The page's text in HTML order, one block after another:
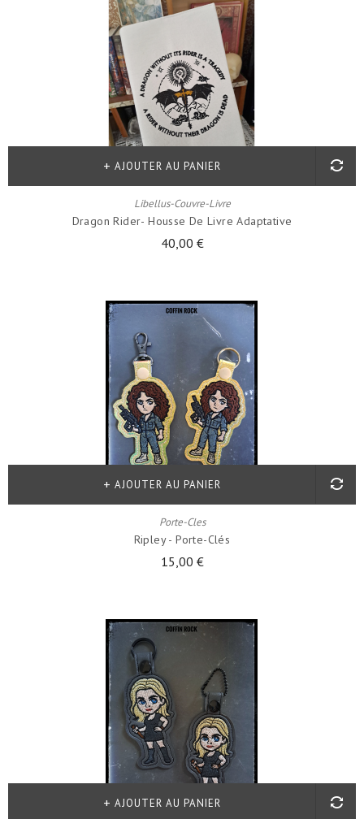
Libellus-Couvre-Livre
Dragon Rider- Housse De Livre Adaptative
40,00 €
AJOUTER AU PANIER
Porte-Cles
Ripley - Porte-Clés
15,00 €
AJOUTER AU PANIER
AJOUTER AU PANIER